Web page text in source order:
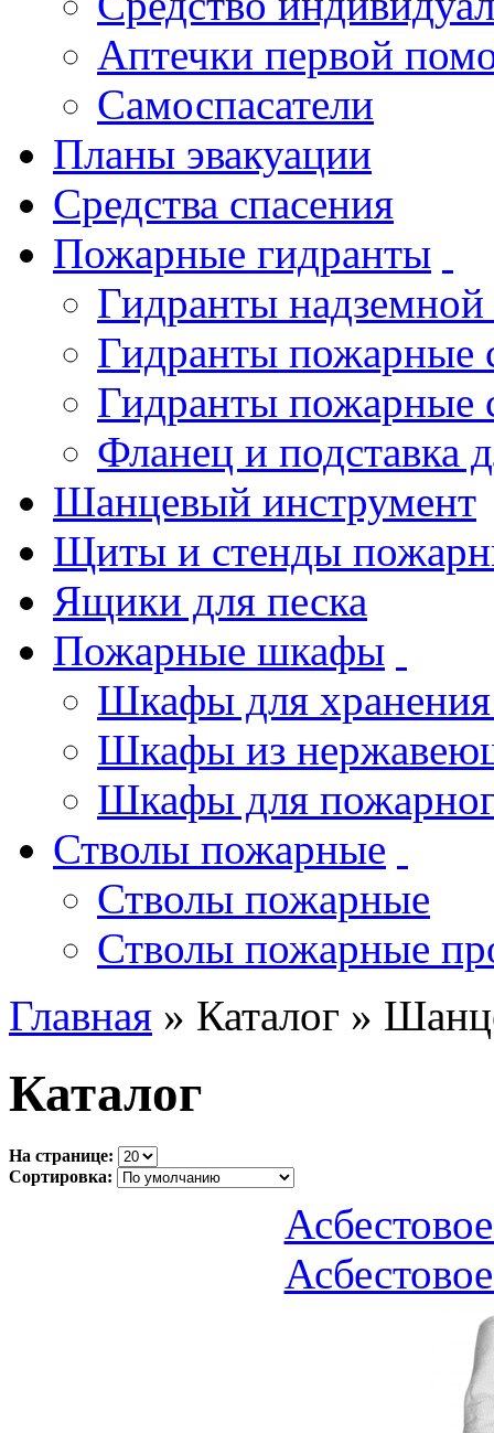
Аптечки первой
Самоспасатели
Планы эвакуации
Средства спасения
Пожарные гидранты
Гидранты
Гидранты пожарные
Гидранты пожарные
Фланец и подставка
Шанцевый инструмент
Щиты и стенды
Ящики для песка
Пожарные шкафы
Шкафы для хранения
Шкафы из
Шкафы для
Стволы пожарные
Стволы пожарные
Стволы пожарные
Главная » Каталог »
Каталог
На странице:
Сортировка: